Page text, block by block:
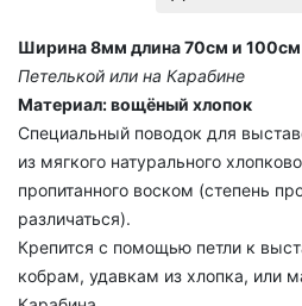
Ширина 8мм длина 70см и
Петелькой или на Карабине
Материал: вощёный хлопок
Специальный поводок для
из мягкого натурального
пропитанного воском (степень
различаться).
Крепится с помощью петли к
кобрам, удавкам из хлопка, или